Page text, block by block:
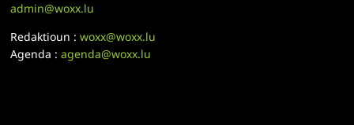
admin@woxx.lu
Redaktioun :woxx@woxx.lu
Agenda :agenda@woxx.lu